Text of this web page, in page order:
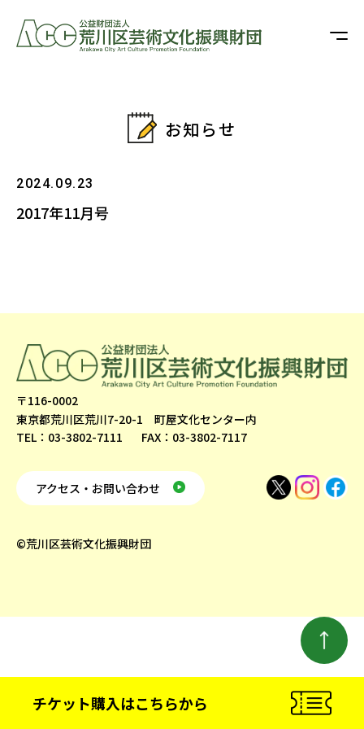
チケット購入はこちらから
お知らせ
2024.09.23
2017年11月号
〒116-0002
東京都荒川区荒川7-20-1 町屋文化センター内
TEL：03-3802-7111
FAX：03-3802-7117
アクセス・お問い合わせ
©荒川区芸術文化振興財団